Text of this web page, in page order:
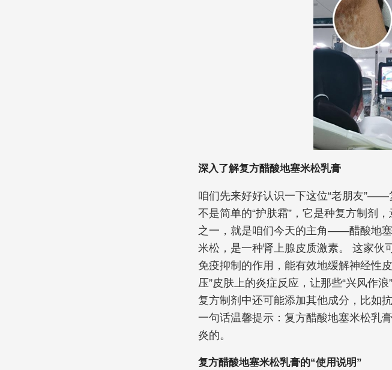
深入了解复方醋酸地塞米松乳膏
咱们先来好好认识一下这位“老朋友
不是简单的“护肤霜”，它是种复方制剂
之一，就是咱们今天的主角——醋酸地
米松，是一种肾上腺皮质激素。 这家伙
免疫抑制的作用，能有效地缓解神经性
压”皮肤上的炎症反应，让那些“兴风作
复方制剂中还可能添加其他成分，比如
一句话温馨提示：复方醋酸地塞米松乳
炎的。
复方醋酸地塞米松乳膏的“使用说明”